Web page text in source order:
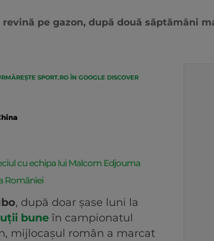
pe gazon, după două săptămâni
SPORT.RO ÎN GOOGLE DISCOVER
cu echipa lui Malcom Edjouma
României
, după doar șase luni la
bune în campionatul
mijlocașul român a marcat